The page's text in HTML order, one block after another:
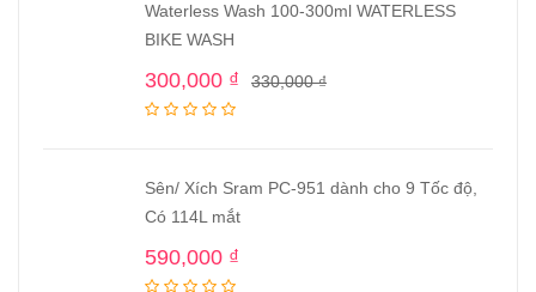
Waterless Wash 100-300ml WATERLESS
BIKE WASH
330,000₫
300,000 ₫
Sên/ Xích Sram PC-951 dành cho 9 Tốc độ,
Có 114L mắt
590,000 ₫